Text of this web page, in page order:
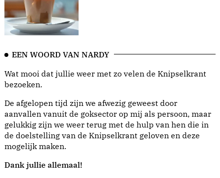
EEN WOORD VAN NARDY
Wat mooi dat jullie weer met zo velen de Knipselkrant
bezoeken.
De afgelopen tijd zijn we afwezig geweest door
aanvallen vanuit de goksector op mij als persoon, maar
gelukkig zijn we weer terug met de hulp van hen die in
de doelstelling van de Knipselkrant geloven en deze
mogelijk maken.
Dank jullie allemaal!